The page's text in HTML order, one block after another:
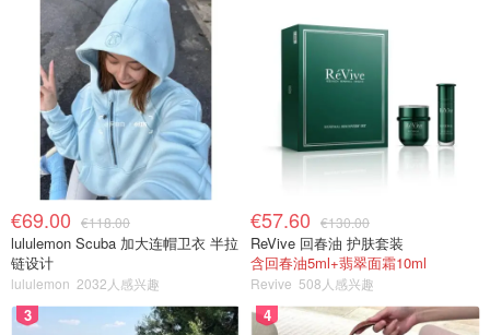
€69.00 €118.00
lululemon Scuba 加大连帽卫衣 半拉
链设计
lululemon 2032人感兴趣
€57.60 €130.00
ReVive 回春油 护肤套装
含回春油5ml+翡翠面霜10ml
Revive 508人感兴趣
3 4